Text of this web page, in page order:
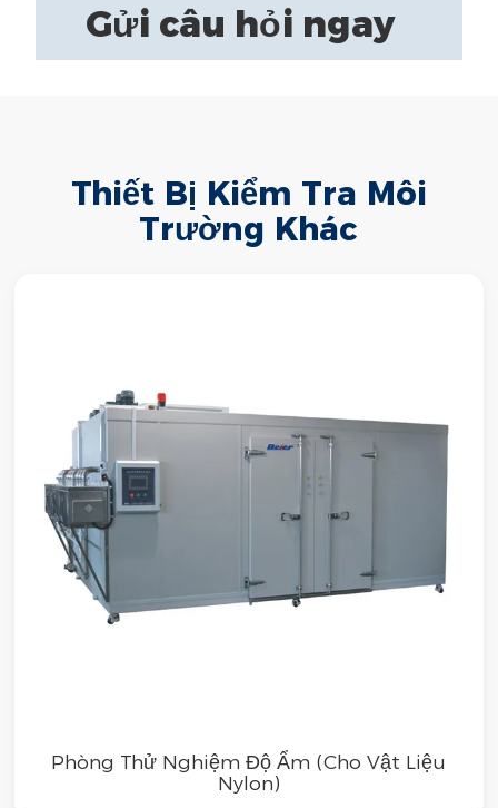
Gửi câu hỏi ngay
Thiết Bị Kiểm Tra Môi
Trường Khác
Phòng Thử Nghiệm Độ Ẩm (Cho Vật Liệu
Nylon)